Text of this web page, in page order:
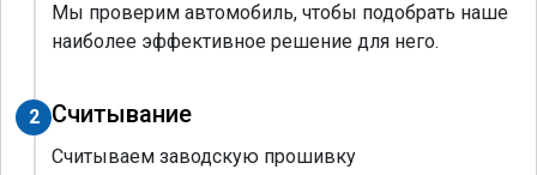
Мы проверим автомобиль, чтобы подобрать наше
наиболее эффективное решение для него.
2 Считывание
Считываем заводскую прошивку